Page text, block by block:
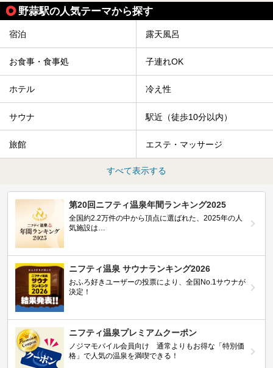
野蒜駅の人気テーマから探す
宿泊 露天風呂
お食事・食事処 子連れOK
ホテル 冷え性
サウナ 駅近（徒歩10分以内）
旅館 エステ・マッサージ
すべて表示する
第20回ニフティ温泉年間ランキング2025
全国約2.2万件の中から頂点に選ばれた、2025年の人
気施設は…
ニフティ温泉 サウナランキング2026
おふろ好きユーザーの投票により、全国No.1サウナが
決定！
ニフティ温泉プレミアムクーポン
ノジマモバイル会員向け 通常よりもお得な「特別価
格」で人気の温泉を満喫できる！